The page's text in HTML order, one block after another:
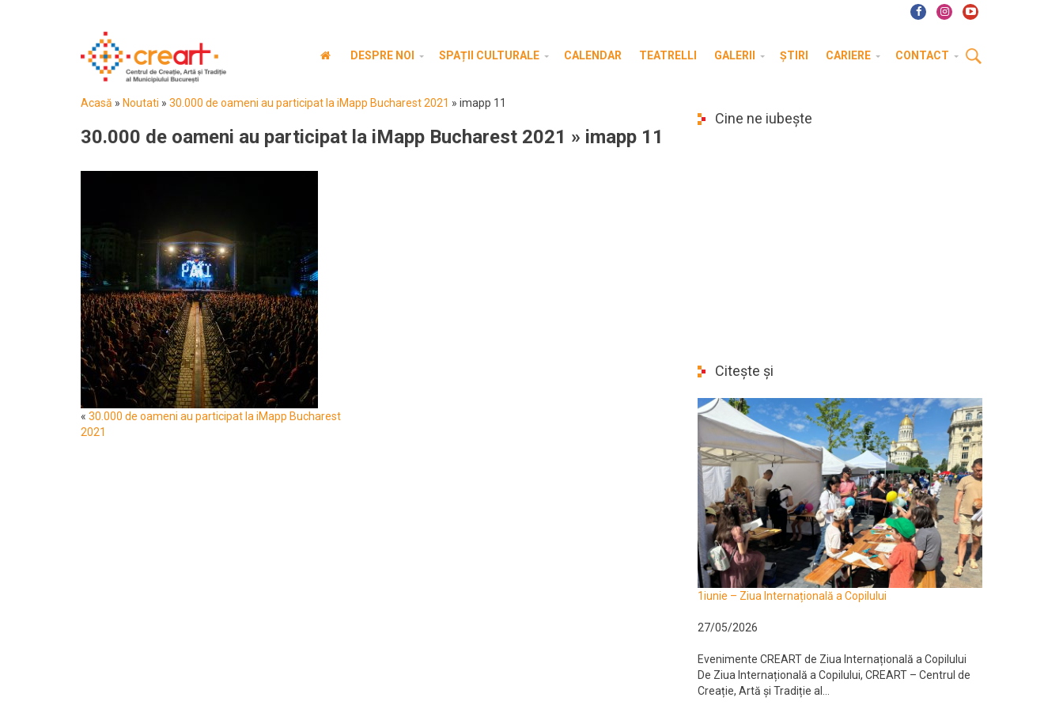
DESPRE NOI SPAȚII CULTURALE CALENDAR TEATRELLI GALERII ȘTIRI CARIERE CONTACT
Acasă » Noutati » 30.000 de oameni au participat la iMapp Bucharest 2021 » imapp 11
30.000 de oameni au participat la iMapp Bucharest 2021 » imapp 11
« 30.000 de oameni au participat la iMapp Bucharest
2021
Cine ne iubește
Citește și
1iunie – Ziua Internațională a Copilului
27/05/2026
Evenimente CREART de Ziua Internațională a Copilului
De Ziua Internațională a Copilului, CREART – Centrul de
Creație, Artă și Tradiție al...